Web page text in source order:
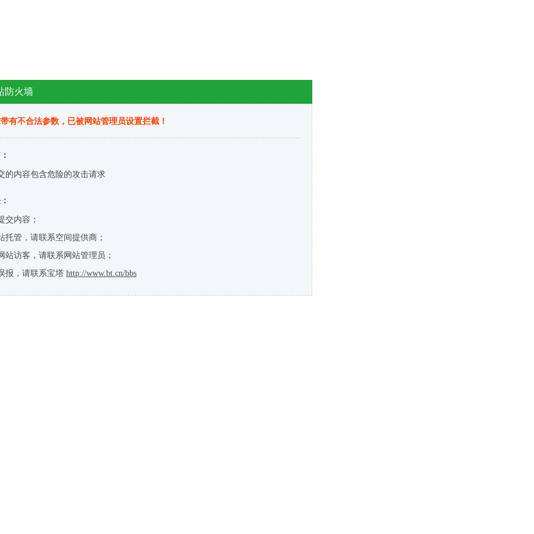
防火墙
有不合法参数，已被网站管理员设置拦截！
的内容包含危险的攻击请求
交内容；
托管，请联系空间提供商；
站访客，请联系网站管理员；
报，请联系宝塔 http://www.bt.cn/bbs